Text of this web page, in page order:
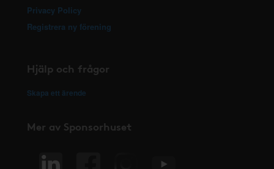
Privacy Policy
Registrera ny förening
Hjälp och frågor
Skapa ett ärende
Mer av Sponsorhuset